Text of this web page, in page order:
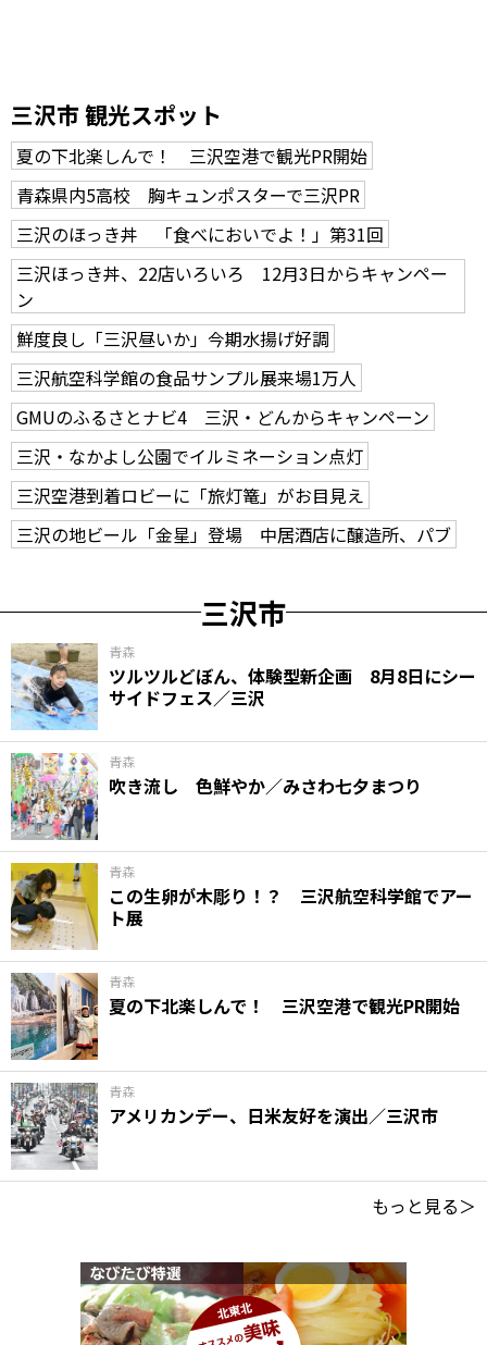
三沢市 観光スポット
夏の下北楽しんで！ 三沢空港で観光PR開始
青森県内5高校 胸キュンポスターで三沢PR
三沢のほっき丼 「食べにおいでよ！」第31回
三沢ほっき丼、22店いろいろ 12月3日からキャンペー
ン
鮮度良し「三沢昼いか」今期水揚げ好調
三沢航空科学館の食品サンプル展来場1万人
GMUのふるさとナビ4 三沢・どんからキャンペーン
三沢・なかよし公園でイルミネーション点灯
三沢空港到着ロビーに「旅灯篭」がお目見え
三沢の地ビール「金星」登場 中居酒店に醸造所、パブ
三沢市
青森
ツルツルどぼん、体験型新企画 8月8日にシー
サイドフェス／三沢
青森
吹き流し 色鮮やか／みさわ七夕まつり
青森
この生卵が木彫り！？ 三沢航空科学館でアー
ト展
青森
夏の下北楽しんで！ 三沢空港で観光PR開始
青森
アメリカンデー、日米友好を演出／三沢市
もっと見る＞